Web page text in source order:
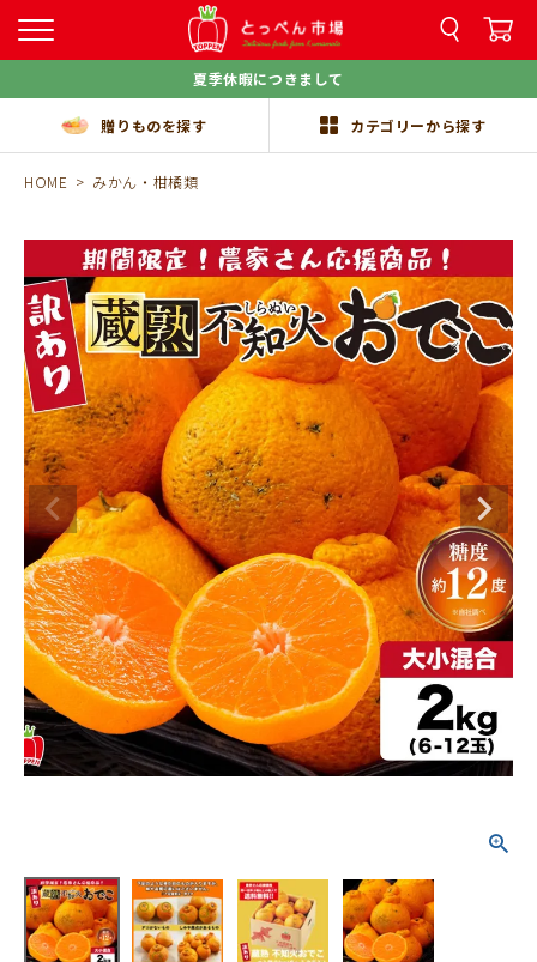
夏季休暇につきまして
贈りものを探す カテゴリーから探す
HOME みかん・柑橘類